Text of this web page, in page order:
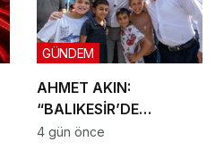
AHMET AKIN:
“BALIKESİR’DE
DOKUNMADIĞIMIZ İLÇE
GÜNDEM
4 gün önce